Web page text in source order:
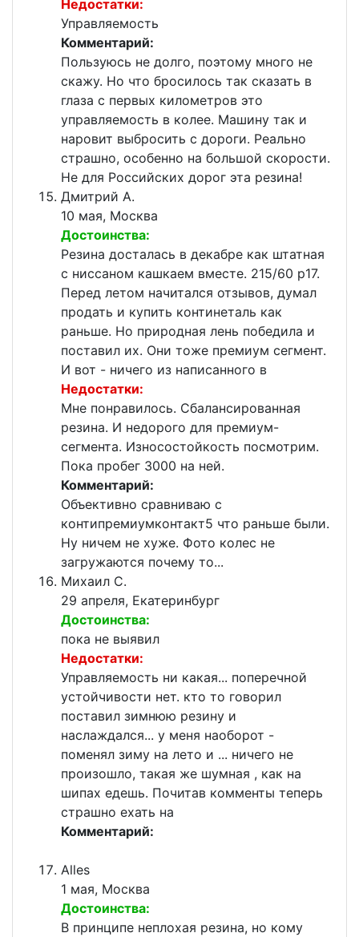
Недостатки:
Управляемость
Комментарий:
Пользуюсь не долго, поэтому много не
скажу. Но что бросилось так сказать в
глаза с первых километров это
управляемость в колее. Машину так и
наровит выбросить с дороги. Реально
страшно, особенно на большой скорости.
Не для Российских дорог эта резина!
Дмитрий А.
10 мая, Москва
Достоинства:
Резина досталась в декабре как штатная
с ниссаном кашкаем вместе. 215/60 р17.
Перед летом начитался отзывов, думал
продать и купить континеталь как
раньше. Но природная лень победила и
поставил их. Они тоже премиум сегмент.
И вот - ничего из написанного в
Недостатки:
Мне понравилось. Сбалансированная
резина. И недорого для премиум-
сегмента. Износостойкость посмотрим.
Пока пробег 3000 на ней.
Комментарий:
Объективно сравниваю с
контипремиумконтакт5 что раньше были.
Ну ничем не хуже. Фото колес не
загружаются почему то...
Михаил С.
29 апреля, Екатеринбург
Достоинства:
пока не выявил
Недостатки:
Управляемость ни какая... поперечной
устойчивости нет. кто то говорил
поставил зимнюю резину и
наслаждался... у меня наоборот -
поменял зиму на лето и ... ничего не
произошло, такая же шумная , как на
шипах едешь. Почитав комменты теперь
страшно ехать на
Комментарий:
Alles
1 мая, Москва
Достоинства:
В принципе неплохая резина, но кому